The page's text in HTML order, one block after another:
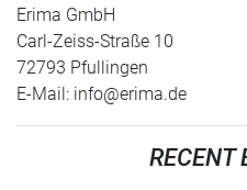
Erima GmbH
Carl-Zeiss-Straße 10
72793 Pfullingen
E-Mail: info@erima.de
RECENT